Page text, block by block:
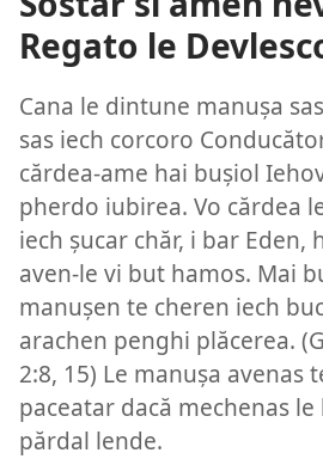
Regato le
Cana le dintune manușa
sas iech corcoro
cărdea-ame hai bușiol
pherdo iubirea. Vo cărdea
iech șucar chăr, i bar Eden,
aven-le vi but hamos. Mai
manușen te cheren iech
arachen penghi plăcerea. (
2:8, 15) Le manușa avenas
paceatar dacă mechenas
părdal lende.